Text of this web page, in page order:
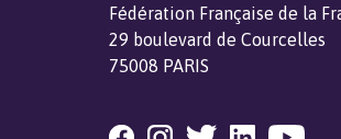
Fédération Française de la
29 boulevard de Courcelles
75008 PARIS